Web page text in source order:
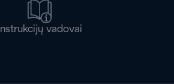
Instrukcijų vadovai